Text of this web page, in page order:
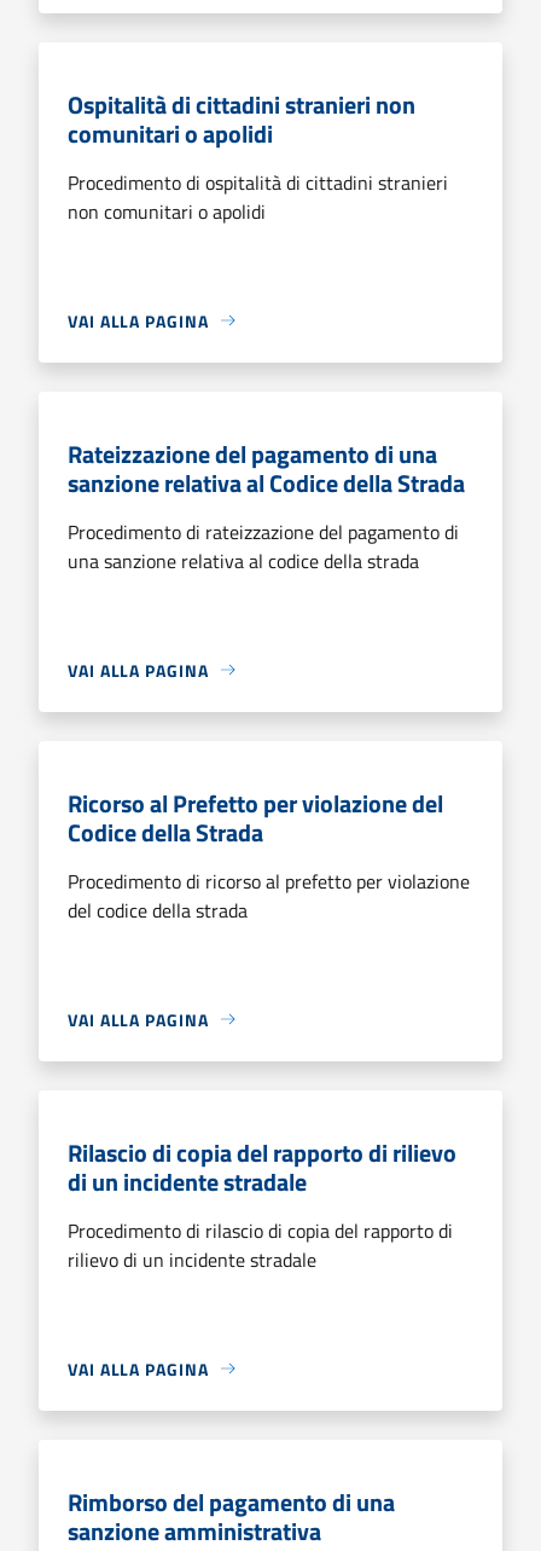
Ospitalità di cittadini stranieri non
comunitari o apolidi
Procedimento di ospitalità di cittadini stranieri
non comunitari o apolidi
VAI ALLA PAGINA
Rateizzazione del pagamento di una
sanzione relativa al Codice della Strada
Procedimento di rateizzazione del pagamento di
una sanzione relativa al codice della strada
VAI ALLA PAGINA
Ricorso al Prefetto per violazione del
Codice della Strada
Procedimento di ricorso al prefetto per violazione
del codice della strada
VAI ALLA PAGINA
Rilascio di copia del rapporto di rilievo
di un incidente stradale
Procedimento di rilascio di copia del rapporto di
rilievo di un incidente stradale
VAI ALLA PAGINA
Rimborso del pagamento di una
sanzione amministrativa